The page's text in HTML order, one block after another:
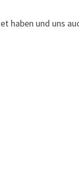
haben und uns